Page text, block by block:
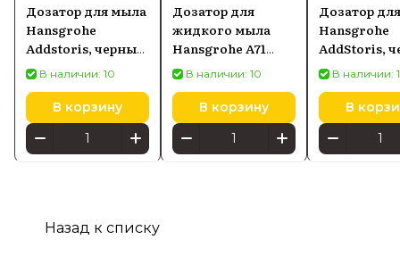
Дозатор для мыла
Hansgrohe
Addstoris, черный
матовый/стекло
41745670
В наличии: 10
В корзину
Дозатор для
жидкого мыла
Hansgrohe A71
40468000
В наличии: 10
В корзину
Дозатор
Hansgrohe
AddStoris,
хром
41745340
В наличии:
В
Назад к списку